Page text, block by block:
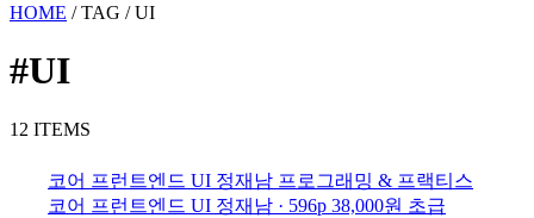
HOME / TAG / UI
#UI
12 ITEMS
코어 프런트엔드 UI 정재남 프로그래밍 & 프랙티스
코어 프런트엔드 UI 정재남 · 596p 38,000원 초급